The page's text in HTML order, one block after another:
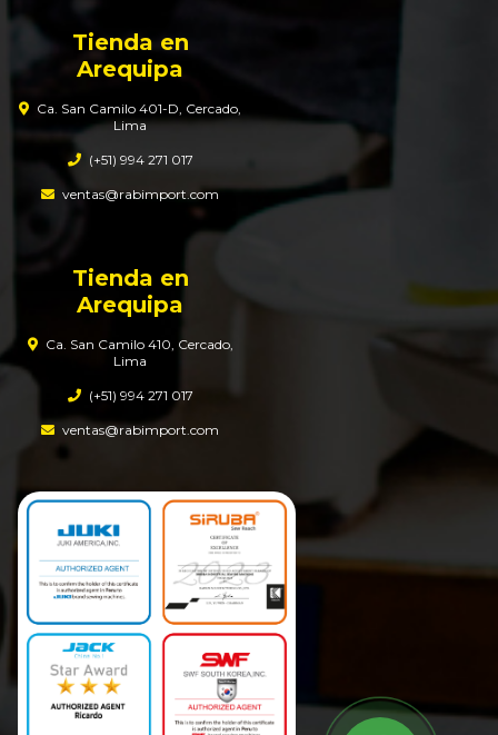
Tienda en
Arequipa
Ca. San Camilo 401-D, Cercado,
Lima
(+51) 994 271 017
ventas@rabimport.com
Tienda en
Arequipa
Ca. San Camilo 410, Cercado,
Lima
(+51) 994 271 017
ventas@rabimport.com